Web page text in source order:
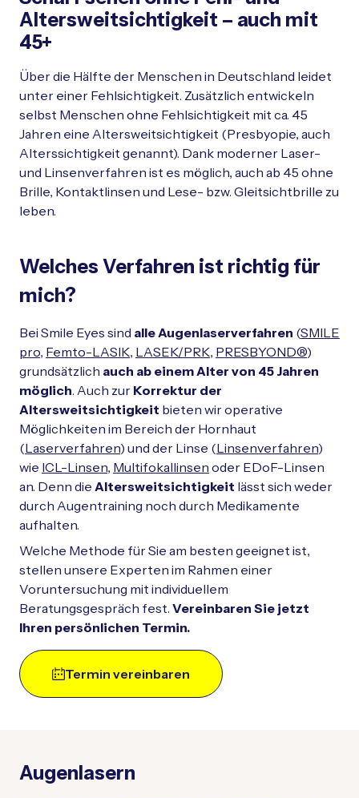
Schließen
Altersweitsichtigkeit – auch mit
45+
Über die Hälfte der Menschen in Deutschland leidet
unter einer Fehlsichtigkeit. Zusätzlich entwickeln
selbst Menschen ohne Fehlsichtigkeit mit ca. 45
Jahren eine Altersweitsichtigkeit (Presbyopie, auch
Alterssichtigkeit genannt). Dank moderner Laser-
und Linsenverfahren ist es möglich, auch ab 45 ohne
Brille, Kontaktlinsen und Lese- bzw. Gleitsichtbrille zu
leben.
Welches Verfahren ist richtig für
mich?
Bei Smile Eyes sind alle Augenlaserverfahren (SMILE
pro, Femto-LASIK, LASEK/PRK, PRESBYOND®)
grundsätzlich auch ab einem Alter von 45 Jahren
möglich. Auch zur Korrektur der
Altersweitsichtigkeit bieten wir operative
Möglichkeiten im Bereich der Hornhaut
(Laserverfahren) und der Linse (Linsenverfahren)
wie ICL-Linsen, Multifokallinsen oder EDoF-Linsen
an. Denn die Altersweitsichtigkeit lässt sich weder
durch Augentraining noch durch Medikamente
aufhalten.
Welche Methode für Sie am besten geeignet ist,
stellen unsere Experten im Rahmen einer
Voruntersuchung mit individuellem
Beratungsgespräch fest. Vereinbaren Sie jetzt
Ihren persönlichen Termin.
Termin vereinbaren
Augenlasern